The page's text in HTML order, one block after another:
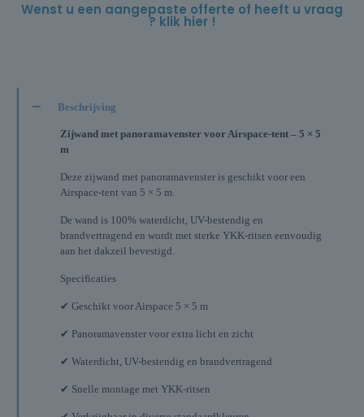
Wenst u een aangepaste offerte of heeft u vraag
? klik hier !
Beschrijving
Zijwand met panoramavenster voor Airspace-tent – 5 × 5
m
Deze zijwand met panoramavenster is geschikt voor een
Airspace-tent van 5 × 5 m.
De wand is 100% waterdicht, UV-bestendig en
brandvertragend en wordt met sterke YKK-ritsen eenvoudig
aan het dakzeil bevestigd.
Specificaties
✔ Geschikt voor Airspace 5 × 5 m
✔ Panoramavenster voor extra licht en zicht
✔ Waterdicht, UV-bestendig en brandvertragend
✔ Snelle montage met YKK-ritsen